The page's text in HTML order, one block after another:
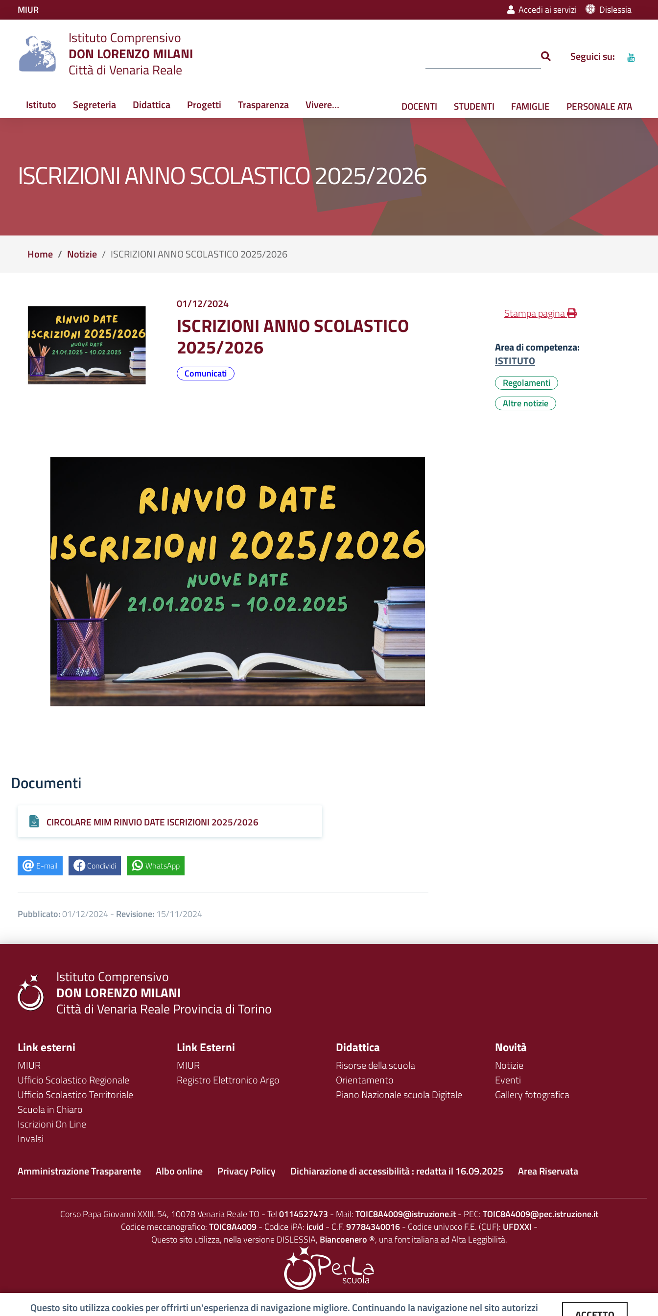
Vai ai contenuti
Vai al menu di navigazione
Vai al footer
MIUR Accedi ai servizi Dislessia
Istituto Comprensivo
DON LORENZO MILANI
Città di Venaria Reale
Seguici su:
DOCENTI STUDENTI FAMIGLIE PERSONALE ATA
Istituto Segreteria Didattica Progetti Trasparenza Vivere…
ISCRIZIONI ANNO SCOLASTICO 2025/2026
Home Notizie ISCRIZIONI ANNO SCOLASTICO 2025/2026
01/12/2024
ISCRIZIONI ANNO SCOLASTICO
2025/2026
Comunicati
Stampa pagina
Area di competenza:
ISTITUTO
Regolamenti
Altre notizie
Documenti
CIRCOLARE MIM RINVIO DATE ISCRIZIONI 2025/2026
E-mail Condividi WhatsApp
Pubblicato:01/12/2024- Revisione: 15/11/2024
Istituto Comprensivo
DON LORENZO MILANI
Città di Venaria Reale Provincia di Torino
Link esterni
MIUR
Ufficio Scolastico Regionale
Ufficio Scolastico Territoriale
Scuola in Chiaro
Iscrizioni On Line
Invalsi
Link Esterni
MIUR
Registro Elettronico Argo
Didattica
Risorse della scuola
Orientamento
Piano Nazionale scuola Digitale
Novità
Notizie
Eventi
Gallery fotografica
Amministrazione Trasparente Albo online Privacy Policy Dichiarazione di accessibilità : redatta il 16.09.2025 Area Riservata
Corso Papa Giovanni XXIII, 54, 10078 Venaria Reale TO - Tel0114527473 - Mail:TOIC8A4009@istruzione.it- PEC:TOIC8A4009@pec.istruzione.it
Codice meccanografico:TOIC8A4009- Codice iPA: icvid - C.F.97784340016- Codice univoco F.E. (CUF): UFDXXI -
Questo sito utilizza, nella versione DISLESSIA, Biancoenero ®, una font italiana ad Alta Leggibilità.
© 2021PerLa Scuola- il CMS AgID conforme per la Scuola
Questo sito utilizza cookies per offrirti un'esperienza di navigazione migliore. Continuando la navigazione nel sito autorizzi